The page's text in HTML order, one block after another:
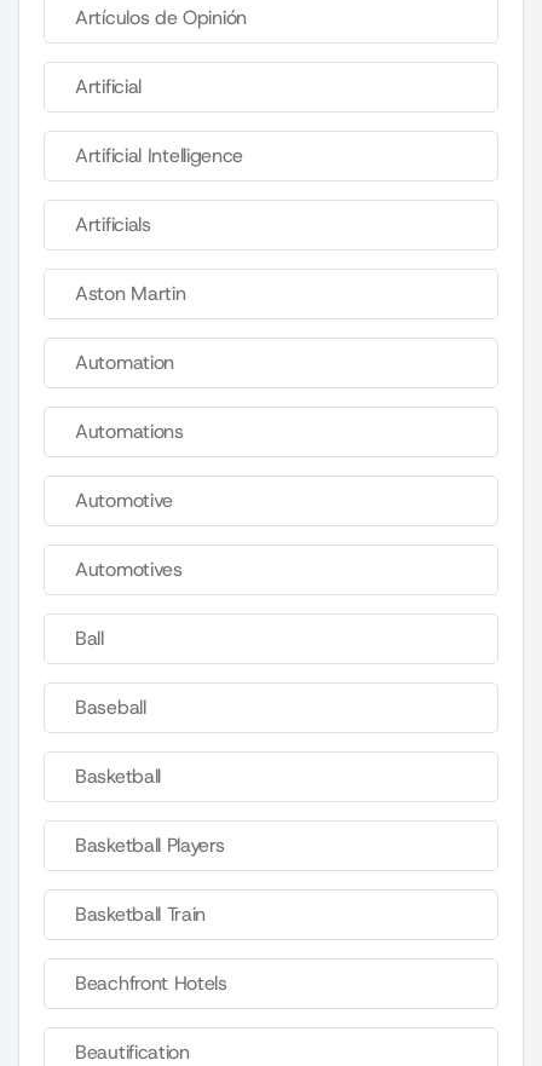
Artículos de Opinión
Artificial
Artificial Intelligence
Artificials
Aston Martin
Automation
Automations
Automotive
Automotives
Ball
Baseball
Basketball
Basketball Players
Basketball Train
Beachfront Hotels
Beautification